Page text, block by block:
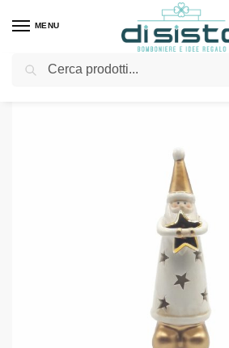
MENU
Home Shop Babbo Natale bianco con led –